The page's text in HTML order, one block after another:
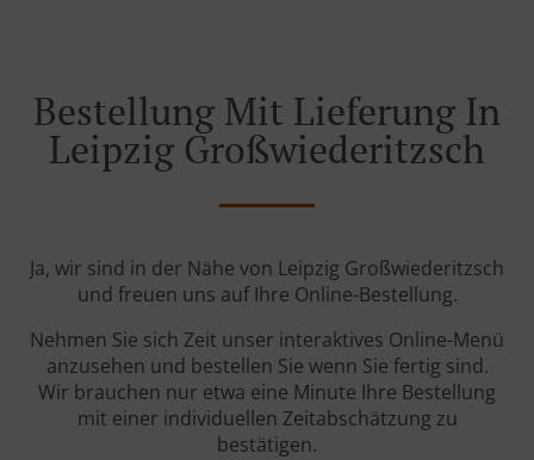
Bestellung Mit Lieferung In
Leipzig Großwiederitzsch
Ja, wir sind in der Nähe von Leipzig Großwiederitzsch
und freuen uns auf Ihre Online-Bestellung.
Nehmen Sie sich Zeit unser interaktives Online-Menü
anzusehen und bestellen Sie wenn Sie fertig sind.
Wir brauchen nur etwa eine Minute Ihre Bestellung
mit einer individuellen Zeitabschätzung zu
bestätigen.